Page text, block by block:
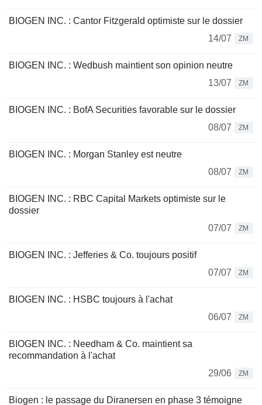
BIOGEN INC. : Cantor Fitzgerald optimiste sur le dossier
14/07
ZM
BIOGEN INC. : Wedbush maintient son opinion neutre
13/07
ZM
BIOGEN INC. : BofA Securities favorable sur le dossier
08/07
ZM
BIOGEN INC. : Morgan Stanley est neutre
08/07
ZM
BIOGEN INC. : RBC Capital Markets optimiste sur le
dossier
07/07
ZM
BIOGEN INC. : Jefferies & Co. toujours positif
07/07
ZM
BIOGEN INC. : HSBC toujours à l'achat
06/07
ZM
BIOGEN INC. : Needham & Co. maintient sa
recommandation à l'achat
29/06
ZM
Biogen : le passage du Diranersen en phase 3 témoigne